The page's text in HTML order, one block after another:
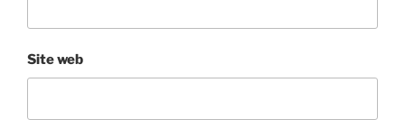
Site web